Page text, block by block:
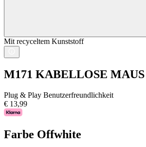
Mit recyceltem Kunststoff
M171 KABELLOSE MAUS
Plug & Play Benutzerfreundlichkeit
€ 13,99
Farbe Offwhite